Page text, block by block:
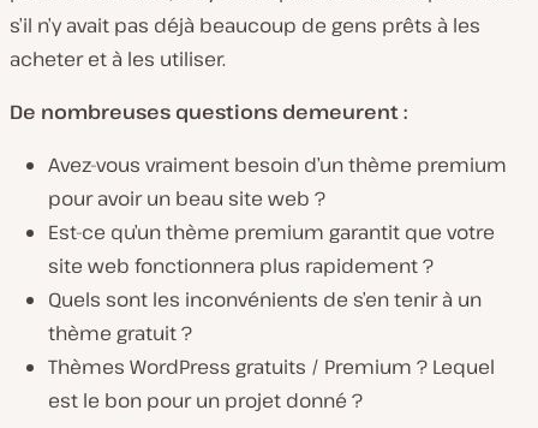
s’il n’y avait pas déjà beaucoup de gens prêts à les
acheter et à les utiliser.
De nombreuses questions demeurent :
Avez-vous vraiment besoin d’un thème premium
pour avoir un beau site web ?
Est-ce qu’un thème premium garantit que votre
site web fonctionnera plus rapidement ?
Quels sont les inconvénients de s’en tenir à un
thème gratuit ?
Thèmes WordPress gratuits / Premium ? Lequel
est le bon pour un projet donné ?